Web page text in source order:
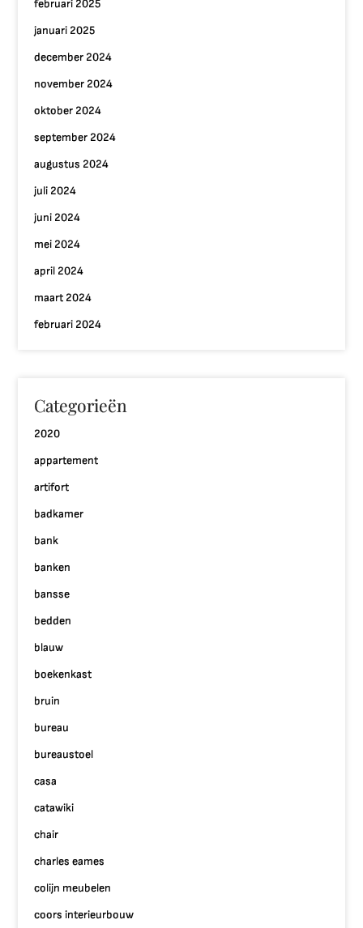
februari 2025
januari 2025
december 2024
november 2024
oktober 2024
september 2024
augustus 2024
juli 2024
juni 2024
mei 2024
april 2024
maart 2024
februari 2024
Categorieën
2020
appartement
artifort
badkamer
bank
banken
bansse
bedden
blauw
boekenkast
bruin
bureau
bureaustoel
casa
catawiki
chair
charles eames
colijn meubelen
coors interieurbouw